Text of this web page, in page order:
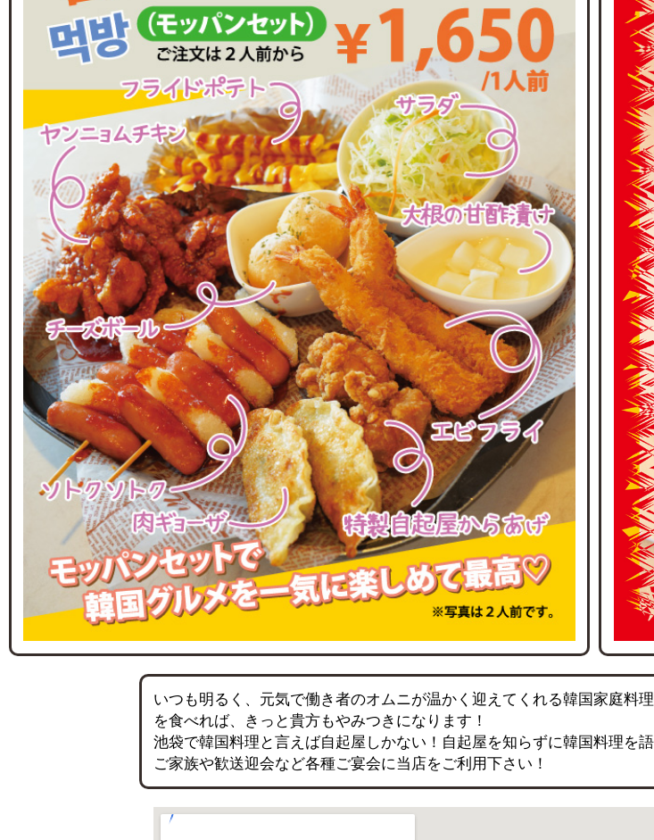
いつも明るく、元気で働き者のオムニが温かく迎えてくれる韓国家庭料
を食べれば、きっと貴方もやみつきになります！
池袋で韓国料理と言えば自起屋しかない！自起屋を知らずに韓国料理を語
ご家族や歓送迎会など各種ご宴会に当店をご利用下さい！